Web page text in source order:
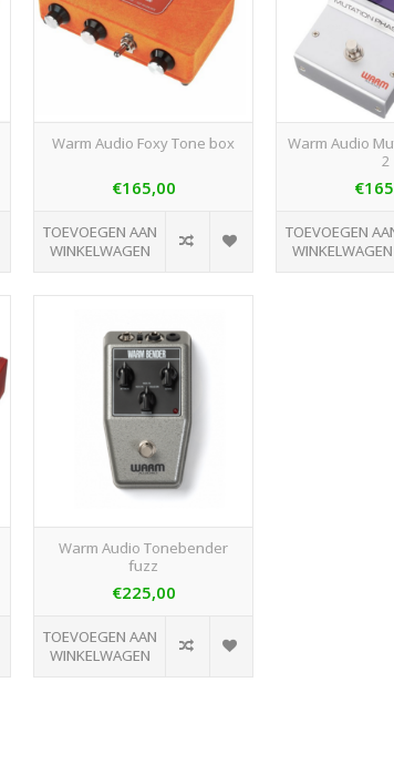
Warm Audio Foxy Tone box
€165,00
TOEVOEGEN AAN
WINKELWAGEN
Warm Audio
2
TOEVOEGEN
WINKELWAGEN
Warm Audio Tonebender
fuzz
€225,00
TOEVOEGEN AAN
WINKELWAGEN